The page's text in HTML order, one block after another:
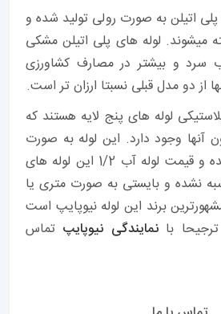
اتیلن به صورت رولی تولید شده و
میشوند. لوله های پلی اتیلن مشکی
سرد و بیشتر در مصارف کشاورزی
از دو مدل قبلی نسبتا ارزان تر است.
لوله های پنج لایه هستند که
آنها وجود دارد. این لوله به صورت
توپی و رولی تولید شده و قیمت لوله آب 1/2 این لوله های
نشده و بایستی به صورت متری یا
برند این لوله نیوپایپ است
بانمایندگی نیوپایپ تماس